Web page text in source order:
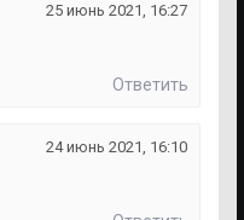
25 июнь 2021, 16:27
Ответить
24 июнь 2021, 16:10